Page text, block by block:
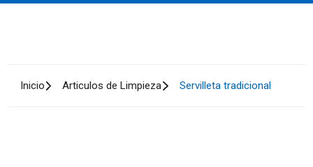
Inicio Articulos de Limpieza Servilleta tradicional